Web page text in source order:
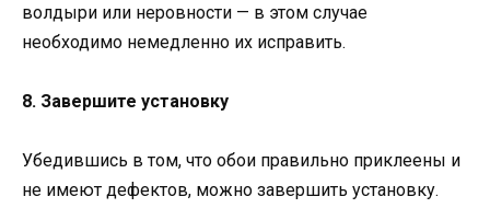
волдыри или неровности — в этом случае
необходимо немедленно их исправить.
8. Завершите установку
Убедившись в том, что обои правильно приклеены и
не имеют дефектов, можно завершить установку.